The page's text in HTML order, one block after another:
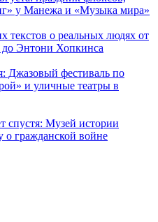
у Манежа и «Музыка мира»
текстов о реальных людях от
до Энтони Хопкинса
Джазовый фестиваль по
и уличные театры в
спустя: Музей истории
о гражданской войне